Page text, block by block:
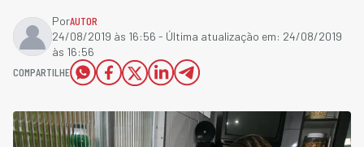
PorAUTOR
24/08/2019 às 16:56 - Última atualização em: 24/08/2019
às 16:56
COMPARTILHE